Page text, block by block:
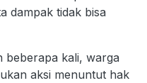
dampak tidak bisa
beberapa kali, warga
aksi menuntut hak